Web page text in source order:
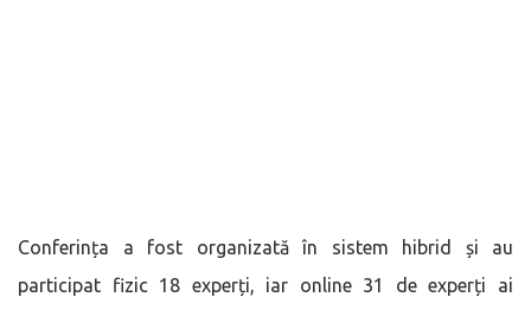
Conferința a fost organizată în sistem hibrid și au
participat fizic 18 experți, iar online 31 de experți ai